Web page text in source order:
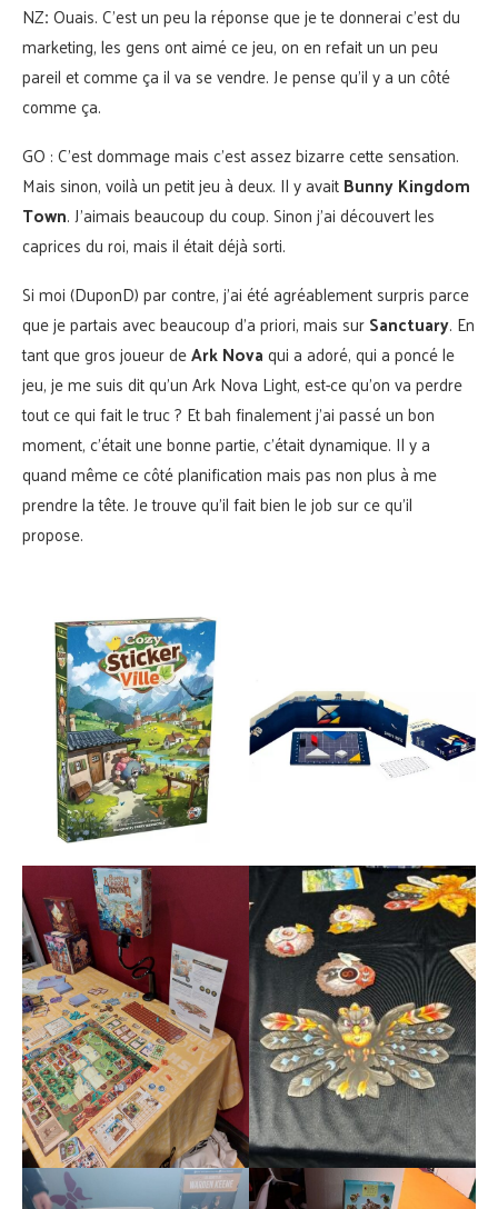
NZ:Ouais. C’est un peu la réponse que je te donnerai c’est du
marketing, les gens ont aimé ce jeu, on en refait un un peu
pareil et comme ça il va se vendre. Je pense qu’il y a un côté
comme ça.
GO : C’est dommage mais c’est assez bizarre cette sensation.
Mais sinon, voilà un petit jeu à deux. Il y avaitBunny Kingdom
Town. J’aimais beaucoup du coup. Sinon j’ai découvert les
caprices du roi, mais il était déjà sorti.
Si moi (DuponD) par contre, j’ai été agréablement surpris parce
que je partais avec beaucoup d’a priori, mais surSanctuary. En
tant que gros joueur deArk Novaqui a adoré, qui a poncé le
jeu, je me suis dit qu’un Ark Nova Light, est-ce qu’on va perdre
tout ce qui fait le truc ? Et bah finalement j’ai passé un bon
moment, c’était une bonne partie, c’était dynamique. Il y a
quand même ce côté planification mais pas non plus à me
prendre la tête. Je trouve qu’il fait bien le job sur ce qu’il
propose.